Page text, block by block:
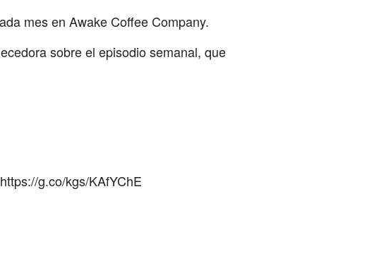
mes en Awake Coffee Company.
sobre el episodio semanal, que
g.co/kgs/KAfYChE